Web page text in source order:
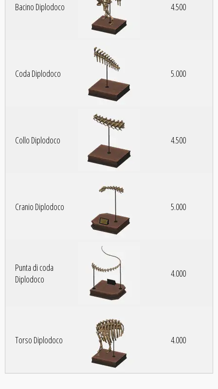
Bacino Diplodoco 4.500
Coda Diplodoco 5.000
Collo Diplodoco 4.500
Cranio Diplodoco 5.000
Punta di coda
Diplodoco
4.000
Torso Diplodoco 4.000